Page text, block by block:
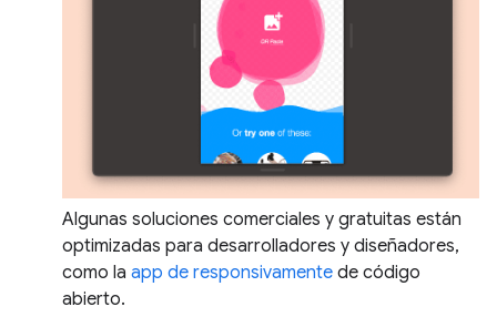
Algunas soluciones comerciales y gratuitas están
optimizadas para desarrolladores y diseñadores,
como la app de responsivamente de código
abierto.